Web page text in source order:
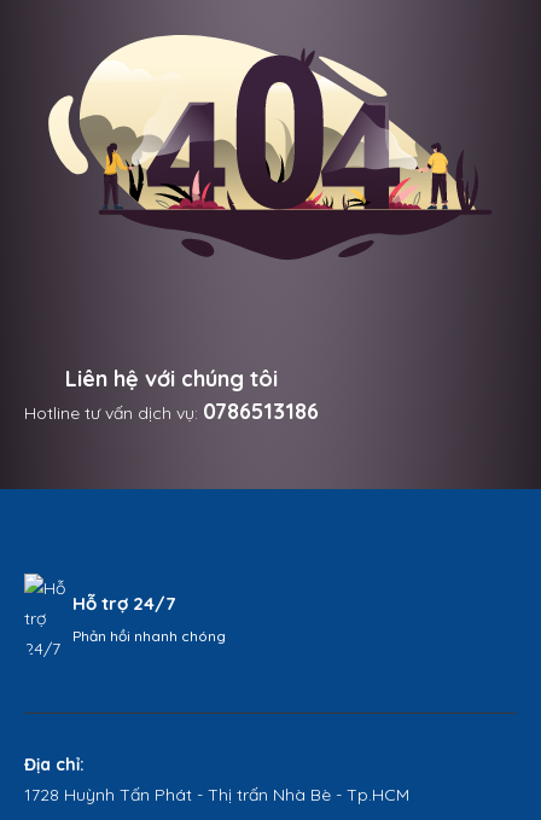
Liên hệ với chúng tôi
Hotline tư vấn dịch vụ: 0786513186
Hỗ trợ 24/7
Phản hồi nhanh chóng
Địa chỉ:
1728 Huỳnh Tấn Phát - Thị trấn Nhà Bè - Tp.HCM